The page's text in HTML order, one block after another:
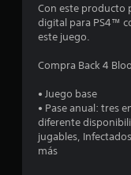
Con este producto
digital para PS4™
este juego.
Compra Back 4
• Juego base
• Pase anual: tres
diferente
jugables,
más